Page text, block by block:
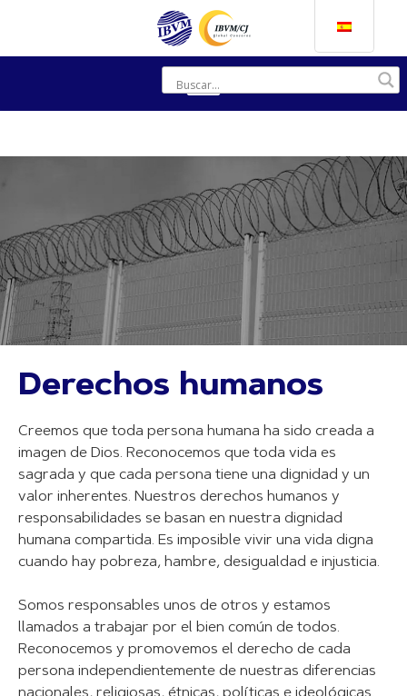
Derechos humanos
Creemos que toda persona humana ha sido creada a
imagen de Dios. Reconocemos que toda vida es
sagrada y que cada persona tiene una dignidad y un
valor inherentes. Nuestros derechos humanos y
responsabilidades se basan en nuestra dignidad
humana compartida. Es imposible vivir una vida digna
cuando hay pobreza, hambre, desigualdad e injusticia.
Somos responsables unos de otros y estamos
llamados a trabajar por el bien común de todos.
Reconocemos y promovemos el derecho de cada
persona independientemente de nuestras diferencias
nacionales, religiosas, étnicas, políticas e ideológicas.